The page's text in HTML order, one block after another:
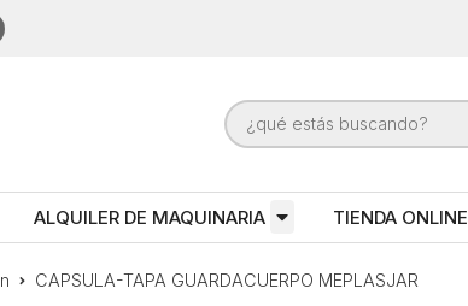
ALQUILER DE MAQUINARIA TIENDA ONLINE
CAPSULA-TAPA GUARDACUERPO MEPLASJAR